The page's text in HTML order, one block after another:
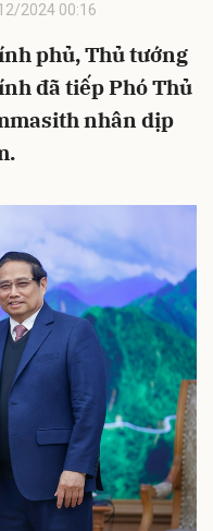
2024 00:16
phủ, Thủ tướng
đã tiếp Phó Thủ
nhân dịp
Hủy